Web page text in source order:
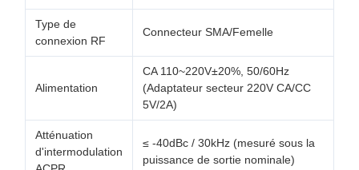
Type de
connexion RF
Connecteur SMA/Femelle
Alimentation
CA 110~220V±20%, 50/60Hz
(Adaptateur secteur 220V CA/CC
5V/2A)
Atténuation
d'intermodulation
≤ -40dBc / 30kHz (mesuré sous la
puissance de sortie nominale)